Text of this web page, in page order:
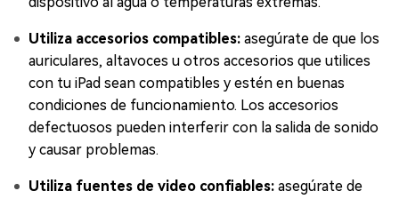
Utiliza accesorios compatibles: asegúrate de que los
auriculares, altavoces u otros accesorios que utilices
con tu iPad sean compatibles y estén en buenas
condiciones de funcionamiento. Los accesorios
defectuosos pueden interferir con la salida de sonido
y causar problemas.
Utiliza fuentes de video confiables: asegúrate de